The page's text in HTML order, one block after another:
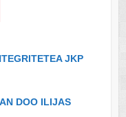
JKP
DOO ILIJAS